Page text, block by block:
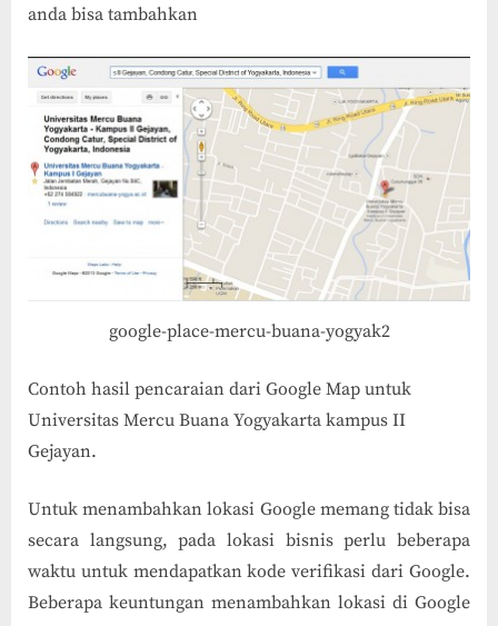
anda bisa tambahkan
google-place-mercu-buana-yogyak2
Contoh hasil pencaraian dari Google Map untuk
Universitas Mercu Buana Yogyakarta kampus II
Gejayan.
Untuk menambahkan lokasi Google memang tidak bisa
secara langsung, pada lokasi bisnis perlu beberapa
waktu untuk mendapatkan kode verifikasi dari Google.
Beberapa keuntungan menambahkan lokasi di Google